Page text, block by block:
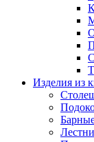
Изделия из